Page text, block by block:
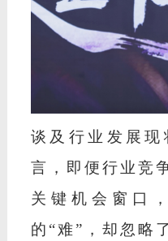
谈及行业发展现
言，即便行业竞
关键机会窗口
的 “难”，却忽略